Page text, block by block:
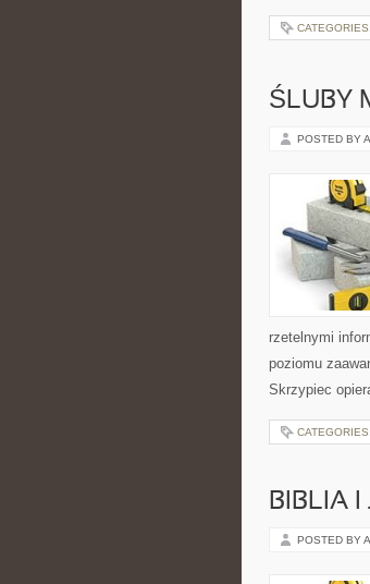
CATEGORIES:
ŚLUBY
POSTED BY
rzetelnymi
poziomu
Skrzypiec
CATEGORIES:
BIBLIA I
POSTED BY